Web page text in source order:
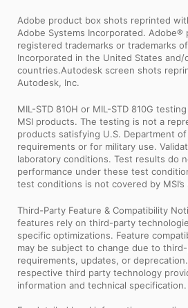
Adobe product box shots reprinted
Adobe Systems Incorporated.
registered trademarks or trademarks
Incorporated in the United States and/
countries.Autodesk screen shots
Autodesk, Inc.
MIL-STD 810H or MIL-STD 810G
MSI products. The testing is not a
products satisfying U.S. Department
requirements or for military use.
laboratory conditions. Test results do
performance under these test
test conditions is not covered by
Third-Party Feature & Compatibility
features rely on third-party
specific optimizations. Feature
may be subject to change due to
requirements, updates, or
respective third party technology
information and technical specification.